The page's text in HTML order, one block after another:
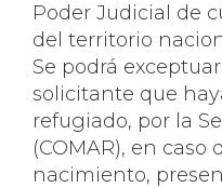
Poder Judicial de
del territorio
Se podrá
solicitante que
refugiado, por la
(COMAR), en
nacimiento,